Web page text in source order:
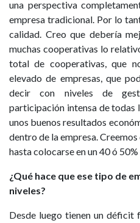
una perspectiva
empresa tradicional. Por lo
calidad. Creo que debería
muchas cooperativas lo
total de cooperativas, que
elevado de empresas, que
decir con niveles de
participación intensa de todas
unos buenos resultados
dentro de la empresa.
hasta colocarse en un 40 ó
¿Qué hace que ese tipo de
niveles?
Desde luego tienen un